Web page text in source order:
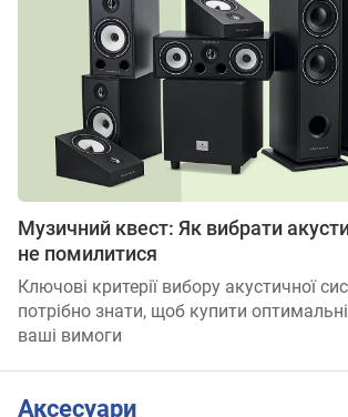
Музичний квест: Як вибрати
не помилитися
Ключові критерії вибору акустичної
потрібно знати, щоб купити
ваші вимоги
Аксесуари